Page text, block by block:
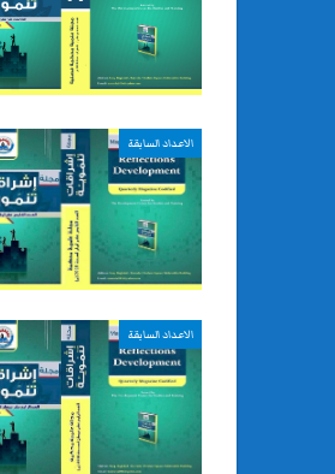
الاعداد السابقة
الاعداد السابقة